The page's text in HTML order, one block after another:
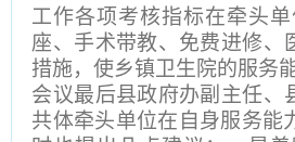
工作各项考核指标在牵头
座、手术带教、免费进修、
措施，使乡镇卫生院的服务
会议最后县政府办副主任、
共体牵头单位在自身服务能